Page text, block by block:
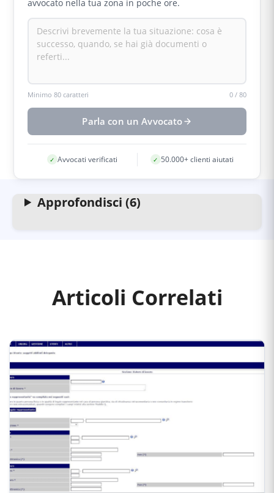
avvocato nella tua zona in poche ore.
Minimo 80 caratteri 0/ 80
Parla con un Avvocato
✓ Avvocati verificati ✓ 50.000+ clienti aiutati
Approfondisci (6)
Articoli Correlati